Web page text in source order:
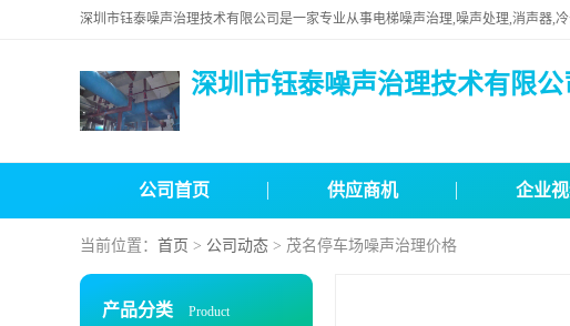
深圳市钰泰噪声治理技术有限公
公司首页 供应商机 企业
当前位置： 首页 > 公司动态 > 茂名停车场噪声治理价格
产品分类 Product